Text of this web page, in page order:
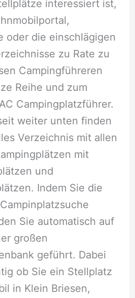
interessiert ist,
oder die einschlägigen
zu Rate zu
Campingführeren
Reihe und zum
Campingplatzführer.
weiter unten finden
Verzeichnis mit allen
mit
und
Indem Sie die
Sie automatisch auf
großen
geführt. Dabei
ob Sie ein Stellplatz
in Klein Briesen,